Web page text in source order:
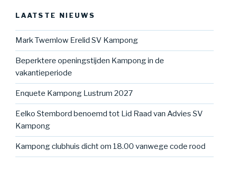
LAATSTE NIEUWS
Mark Twemlow Erelid SV Kampong
Beperktere openingstijden Kampong in de
vakantieperiode
Enquete Kampong Lustrum 2027
Eelko Stembord benoemd tot Lid Raad van Advies SV
Kampong
Kampong clubhuis dicht om 18.00 vanwege code rood